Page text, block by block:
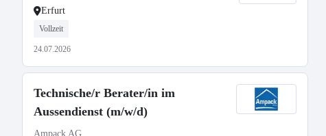
Erfurt
Vollzeit
24.07.2026
Technische/r Berater/in im
Aussendienst (m/w/d)
Ampack AG